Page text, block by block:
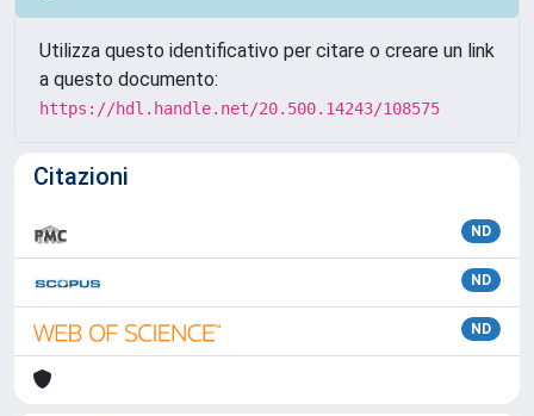
Utilizza questo identificativo per citare o creare un link
a questo documento:
https://hdl.handle.net/20.500.14243/108575
Citazioni
ND
ND
ND